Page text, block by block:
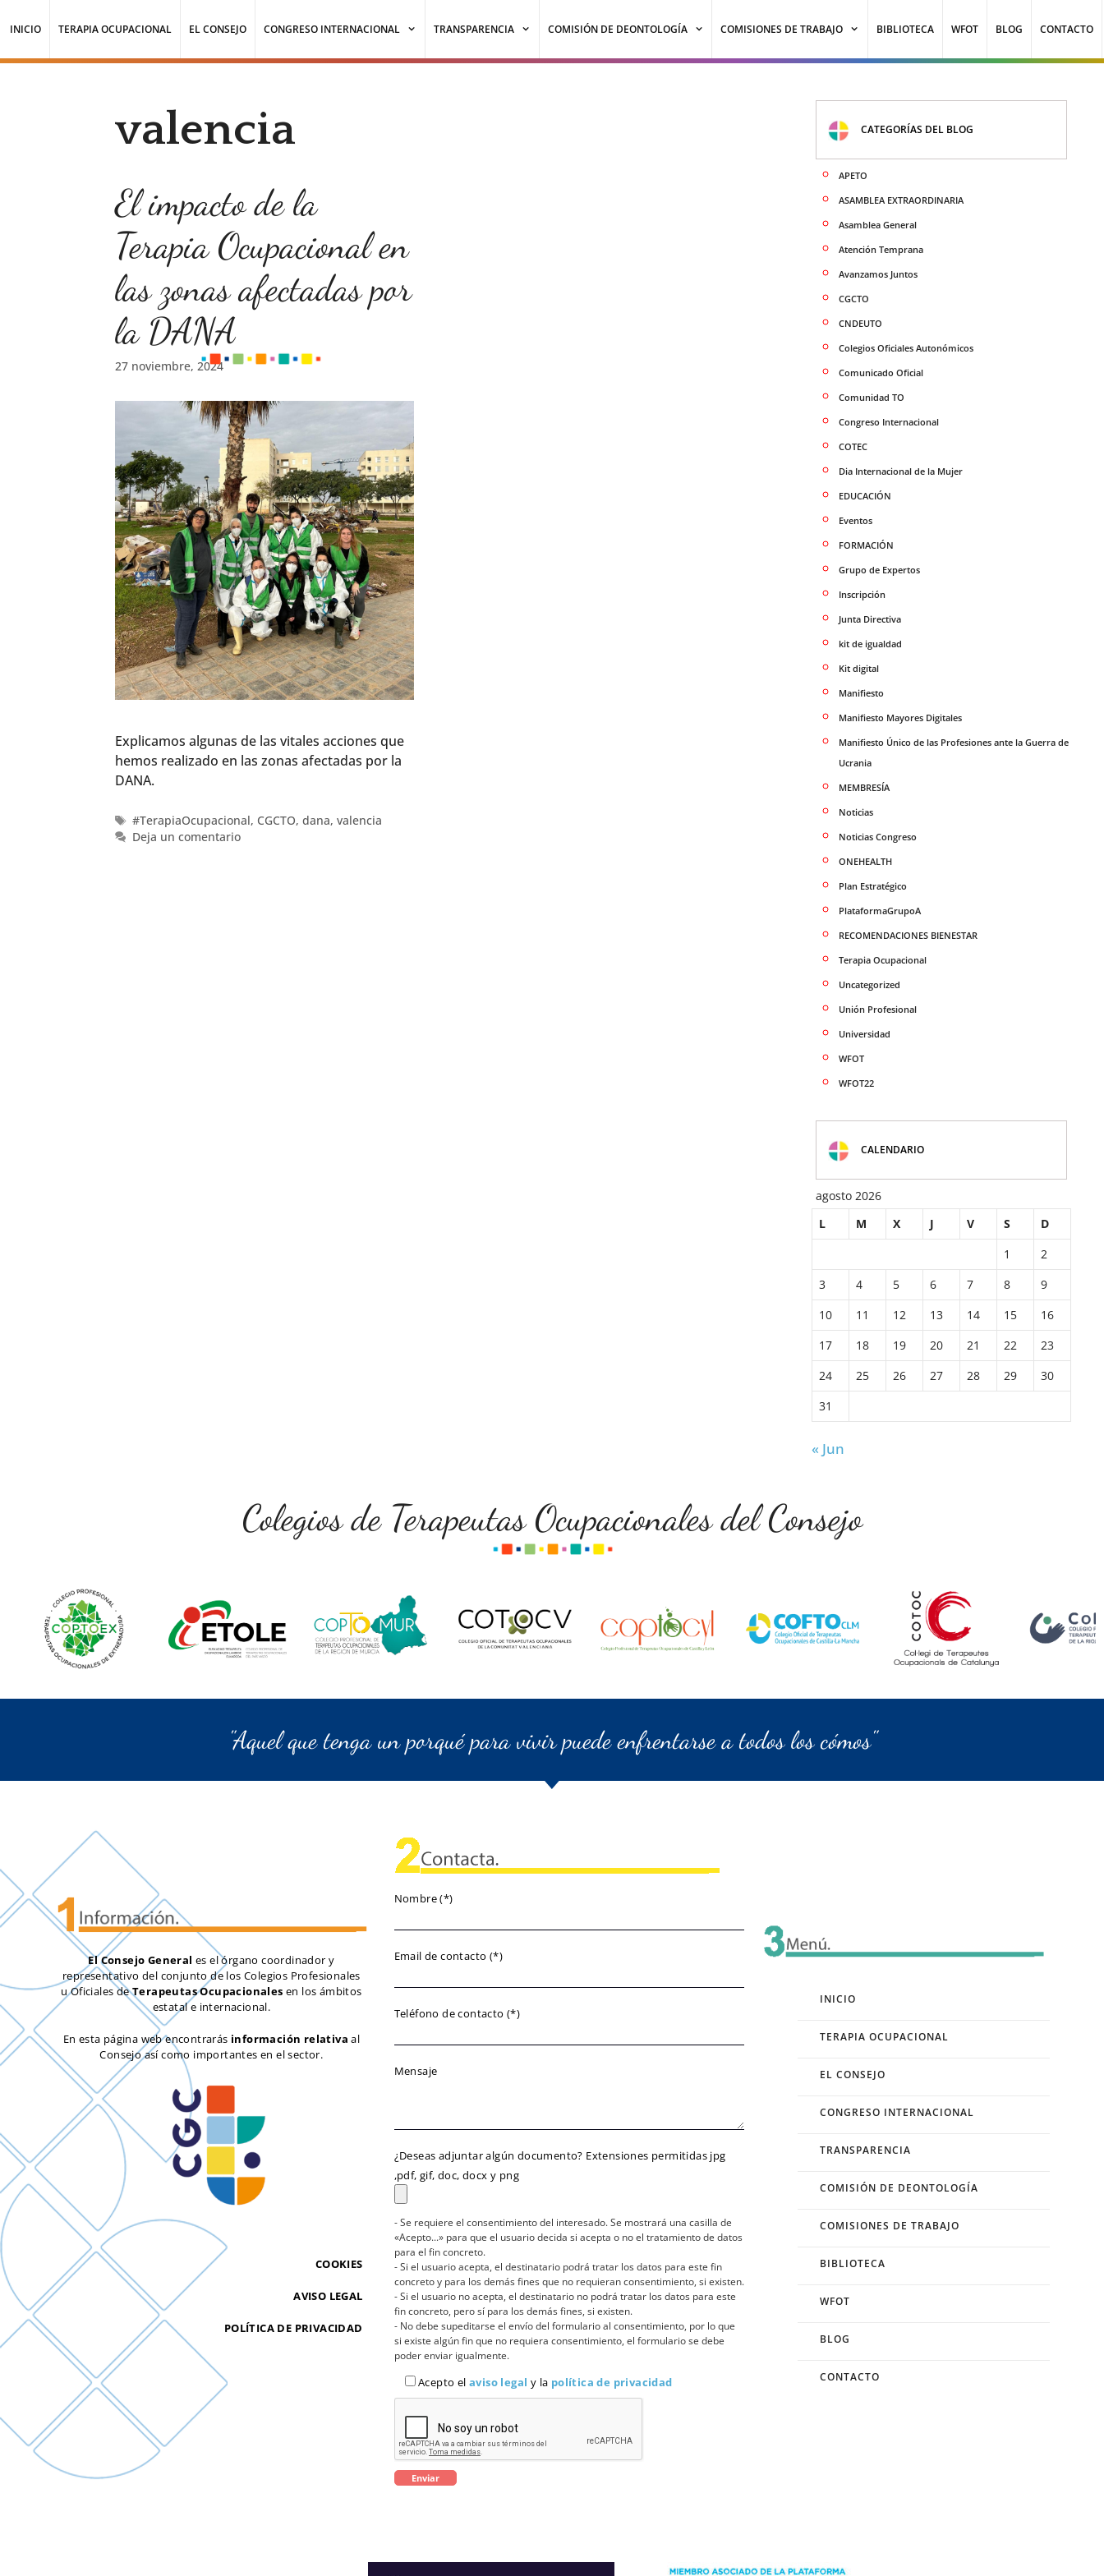
INICIO TERAPIA OCUPACIONAL EL CONSEJO CONGRESO INTERNACIONAL TRANSPARENCIA COMISIÓN DE DEONTOLOGÍA COMISIONES DE TRABAJO BIBLIOTECA WFOT BLOG CONTACTO
valencia
El impacto de la
Terapia Ocupacional en
las zonas afectadas por
la DANA
27 noviembre, 2024
Explicamos algunas de las vitales acciones que
hemos realizado en las zonas afectadas por la
DANA.
#TerapiaOcupacional, CGCTO,dana,valencia
Deja un comentario
CATEGORÍAS DEL BLOG
APETO
ASAMBLEA EXTRAORDINARIA
Asamblea General
Atención Temprana
Avanzamos Juntos
CGCTO
CNDEUTO
Colegios Oficiales Autonómicos
Comunicado Oficial
Comunidad TO
Congreso Internacional
COTEC
Dia Internacional de la Mujer
EDUCACIÓN
Eventos
FORMACIÓN
Grupo de Expertos
Inscripción
Junta Directiva
kit de igualdad
Kit digital
Manifiesto
Manifiesto Mayores Digitales
Manifiesto Único de las Profesiones ante la Guerra de
Ucrania
MEMBRESÍA
Noticias
Noticias Congreso
ONEHEALTH
Plan Estratégico
PlataformaGrupoA
RECOMENDACIONES BIENESTAR
Terapia Ocupacional
Uncategorized
Unión Profesional
Universidad
WFOT
WFOT22
CALENDARIO
agosto 2026
L
M X J V S
D
1
2
3
4 5 6 7 8
9
10
11 12 13 14 15
16
17
18 19 20 21 22
23
24
25 26 27 28 29
30
31
« Jun
Colegios de Terapeutas Ocupacionales del Consejo
"Aquel que tenga un porqué para vivir puede enfrentarse a todos los cómos"
El Consejo General es el órgano coordinador y
representativo del conjunto de los Colegios Profesionales
u Oficiales deTerapeutas Ocupacionales en los ámbitos
estatal e internacional.
En esta página web encontrarás información relativa al
Consejo así como importantes en el sector.
COOKIES
AVISO LEGAL
POLÍTICA DE PRIVACIDAD
Nombre (*)
Email de contacto (*)
Teléfono de contacto (*)
Mensaje
¿Deseas adjuntar algún documento? Extensiones permitidas jpg
,pdf, gif, doc, docx y png
- Se requiere el consentimiento del interesado. Se mostrará una casilla de
«Acepto...» para que el usuario decida si acepta o no el tratamiento de datos
para el fin concreto.
- Si el usuario acepta, el destinatario podrá tratar los datos para este fin
concreto y para los demás fines que no requieran consentimiento, si existen.
- Si el usuario no acepta, el destinatario no podrá tratar los datos para este
fin concreto, pero sí para los demás fines, si existen.
- No debe supeditarse el envío del formulario al consentimiento, por lo que
si existe algún fin que no requiera consentimiento, el formulario se debe
poder enviar igualmente.
Acepto elaviso legal y la política de privacidad
INICIO
TERAPIA OCUPACIONAL
EL CONSEJO
CONGRESO INTERNACIONAL
TRANSPARENCIA
COMISIÓN DE DEONTOLOGÍA
COMISIONES DE TRABAJO
BIBLIOTECA
WFOT
BLOG
CONTACTO